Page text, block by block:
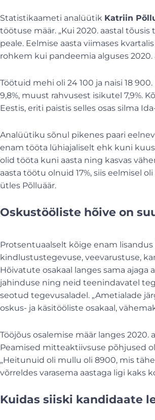
Statistikaameti analüütik Katriin
töötuse määr. „Kui 2020. aastal
peale. Eelmise aasta viimases
rohkem kui pandeemia alguses 2020.
Töötuid mehi oli 24 100 ja naisi 18
9,8%, muust rahvusest isikutel 7,9%.
Eestis, eriti paistis selles osas silma
Analüütiku sõnul pikenes paari
enam tööta lühiajaliselt ehk kuni
olid tööta kuni aasta ning kasvas
aasta töötu olnuid 17%, siis eelmisel
ütles Põlluäär.
Oskustööliste hõive on
Protsentuaalselt kõige enam
kindlustustegevuse, veevarustuse,
Hõivatute osakaal langes sama
jahinduse ning neid teenindavatel
seotud tegevusaladel. „Ametialade
oskus- ja käsitööliste osakaal,
Tööjõus osalemise määr langes 2020.
Peamised mitteaktiivsuse põhjused
„Heitunuid oli mullu oli 8900, mis
võrreldes varasema aastaga ligi kaks
Kuidas siiski kandidaate